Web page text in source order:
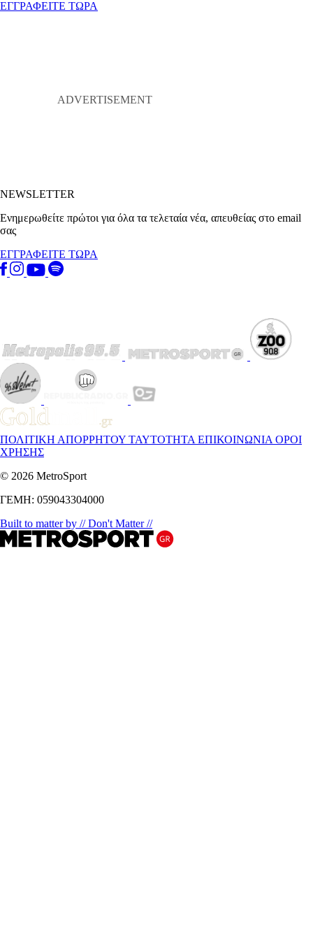
ΕΓΓΡΑΦΕΙΤΕ ΤΩΡΑ
NEWSLETTER
Ενημερωθείτε πρώτοι για όλα τα τελεταία νέα, απευθείας στο email
σας
ΕΓΓΡΑΦΕΙΤΕ ΤΩΡΑ
ΠΟΛΙΤΙΚΗ ΑΠΟΡΡΗΤΟΥ ΤΑΥΤΟΤΗΤΑ ΕΠΙΚΟΙΝΩΝΙΑ ΟΡΟΙ
ΧΡΗΣΗΣ
© 2026 MetroSport
ΓΕΜΗ: 059043304000
Built to matter by // Don't Matter //